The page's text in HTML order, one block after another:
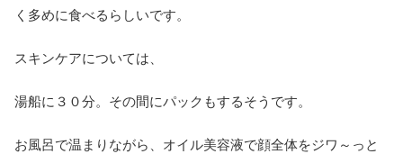
く多めに食べるらしいです。
スキンケアについては、
湯船に３０分。その間にパックもするそうです。
お風呂で温まりながら、オイル美容液で顔全体をジワ～っと